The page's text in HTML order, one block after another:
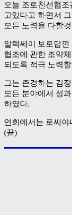
오늘 조로친선협
고있다고 하면서
모든 노력을 다할
알렉쎄이 보로답낀
협조에 관한 조약
되도록 적극 노력
그는 존경하는 김
모든 분야에서 성
하였다.
연회에서는 로씨
(끝)